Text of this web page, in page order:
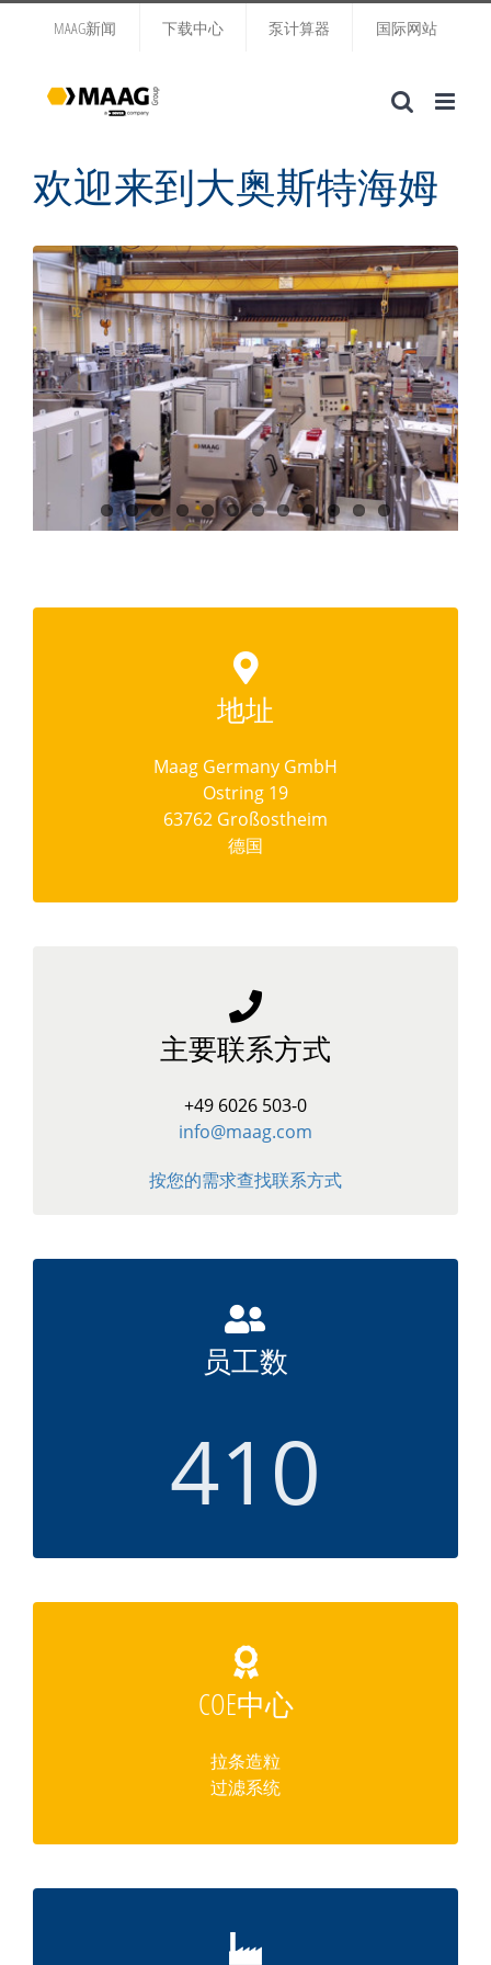
MAAG新闻 下载中心 泵计算器 国际网站
欢迎来到大奥斯特海姆
地址
Maag Germany GmbH
Ostring 19
63762 Großostheim
德国
主要联系方式
+49 6026 503-0
info@maag.com
按您的需求查找联系方式
员工数
410
COE中心
拉条造粒
过滤系统